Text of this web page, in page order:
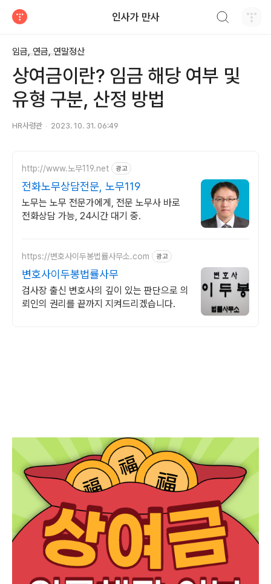
인사가 만사
임금, 연금, 연말정산
상여금이란? 임금 해당 여부 및
유형 구분, 산정 방법
HR사령관 2023. 10. 31. 06:49
http://www.노무119.net 광고
전화노무상담전문, 노무119
노무는 노무 전문가에게, 전문 노무사 바로
전화상담 가능, 24시간 대기 중.
https://변호사이두봉법률사무소.com 광고
변호사이두봉법률사무
검사장 출신 변호사의 깊이 있는 판단으로 의
뢰인의 권리를 끝까지 지켜드리겠습니다.